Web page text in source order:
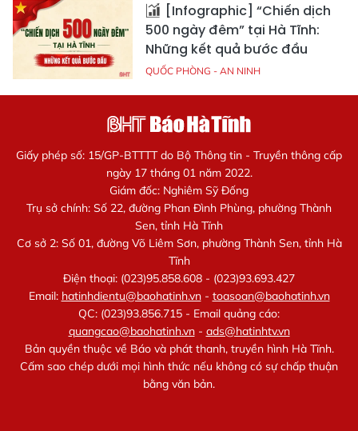
[Infographic] “Chiến dịch
500 ngày đêm” tại Hà Tĩnh:
Những kết quả bước đầu
QUỐC PHÒNG - AN NINH
Giấy phép số: 15/GP-BTTTT do Bộ Thông tin - Truyền thông cấp
ngày 17 tháng 01 năm 2022.
Giám đốc: Nghiêm Sỹ Đống
Trụ sở chính: Số 22, đường Phan Đình Phùng, phường Thành
Sen, tỉnh Hà Tĩnh
Cơ sở 2: Số 01, đường Võ Liêm Sơn, phường Thành Sen, tỉnh Hà
Tĩnh
Điện thoại: (023)95.858.608 - (023)93.693.427
Email: hatinhdientu@baohatinh.vn- toasoan@baohatinh.vn
QC: (023)93.856.715 - Email quảng cáo:
quangcao@baohatinh.vn- ads@hatinhtv.vn
Bản quyền thuộc về Báo và phát thanh, truyền hình Hà Tĩnh.
Cấm sao chép dưới mọi hình thức nếu không có sự chấp thuận
bằng văn bản.